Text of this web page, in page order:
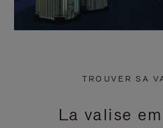
TROUVER SA
La valise